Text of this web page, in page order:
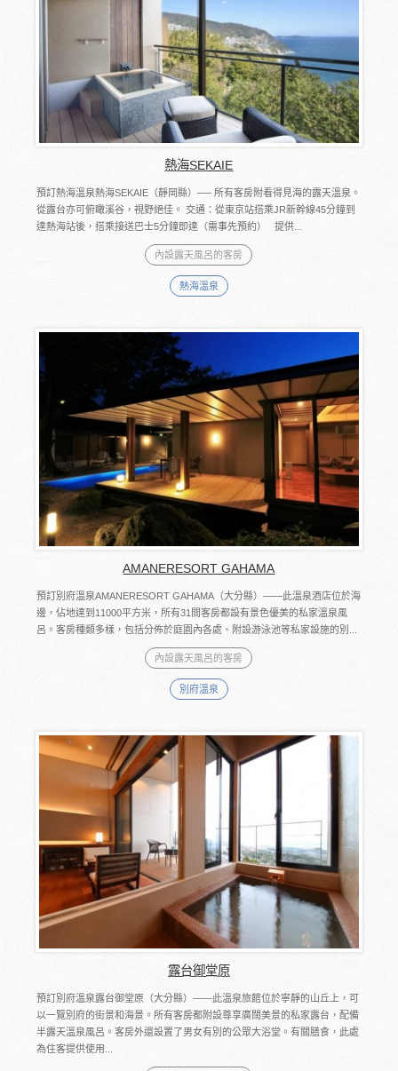
熱海SEKAIE
預訂熱海溫泉熱海SEKAIE（靜岡縣）── 所有客房附看得見海的露天溫泉。
從露台亦可俯瞰溪谷，視野絕佳。 交通：從東京站搭乘JR新幹線45分鐘到
達熱海站後，搭乘接送巴士5分鐘即達（需事先預約） 提供...
內設露天風呂的客房
熱海溫泉
AMANERESORT GAHAMA
預訂別府溫泉AMANERESORT GAHAMA（大分縣）――此溫泉酒店位於海
邊，佔地達到11000平方米，所有31間客房都設有景色優美的私家溫泉風
呂。客房種類多樣，包括分佈於庭園內各處、附設游泳池等私家設施的別...
內設露天風呂的客房
別府溫泉
露台御堂原
預訂別府溫泉露台御堂原（大分縣）――此溫泉旅館位於寧靜的山丘上，可
以一覽別府的街景和海景。所有客房都附設尊享廣闊美景的私家露台，配備
半露天溫泉風呂。客房外還設置了男女有別的公眾大浴堂。有關膳食，此處
為住客提供使用...